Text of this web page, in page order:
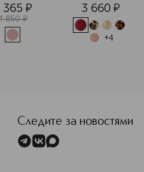
365 ¤
850 ¤
дополнить
губной
помадой
(сменным
3 660 ¤
+4
Следите за новостями